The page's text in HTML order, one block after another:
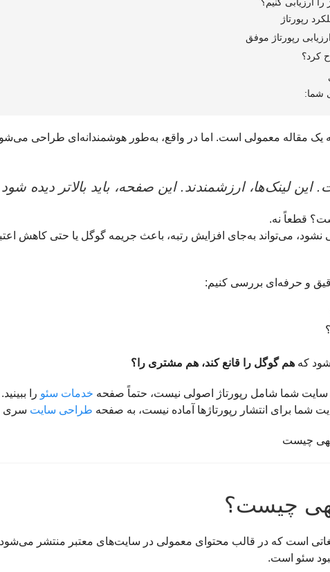
رپورتاژ
رپورتاژ موفق
کرد؟
شما:
یک مقاله معمولی است. اما در واقع، به‌طور هوشمندانه‌ای طراحی
این لینک‌ها، ارزشمندند. این صفحه، باید بالاتر دیده
قطعاً نه.
می‌تواند به‌جای افزایش رتبه، باعث جریمه گوگل یا حتی کاهش
و حرفه‌ای بررسی کنیم:
که هم گوگل را قانع کند، هم مشتری را؟
شما شامل رپورتاژ اصولی نیست، حتماً صفحه خدمات سئو را ببینید.
شما برای انتشار رپورتاژها آماده نیست، به صفحه طراحی سایت سری
چیست؟
است که در قالب محتوای معمولی در سایت‌های معتبر منتشر می‌شود
سئو است.